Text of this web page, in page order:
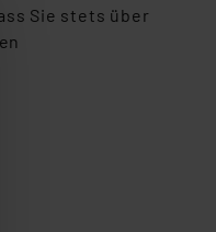
Sie stets über